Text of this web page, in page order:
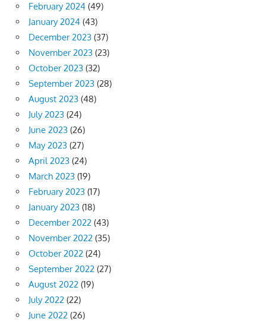
February 2024 (49)
January 2024 (43)
December 2023 (37)
November 2023 (23)
October 2023 (32)
September 2023 (28)
August 2023 (48)
July 2023 (24)
June 2023 (26)
May 2023 (27)
April 2023 (24)
March 2023 (19)
February 2023 (17)
January 2023 (18)
December 2022 (43)
November 2022 (35)
October 2022 (24)
September 2022 (27)
August 2022 (19)
July 2022 (22)
June 2022 (26)